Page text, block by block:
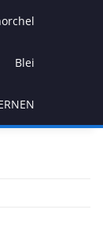
Blei